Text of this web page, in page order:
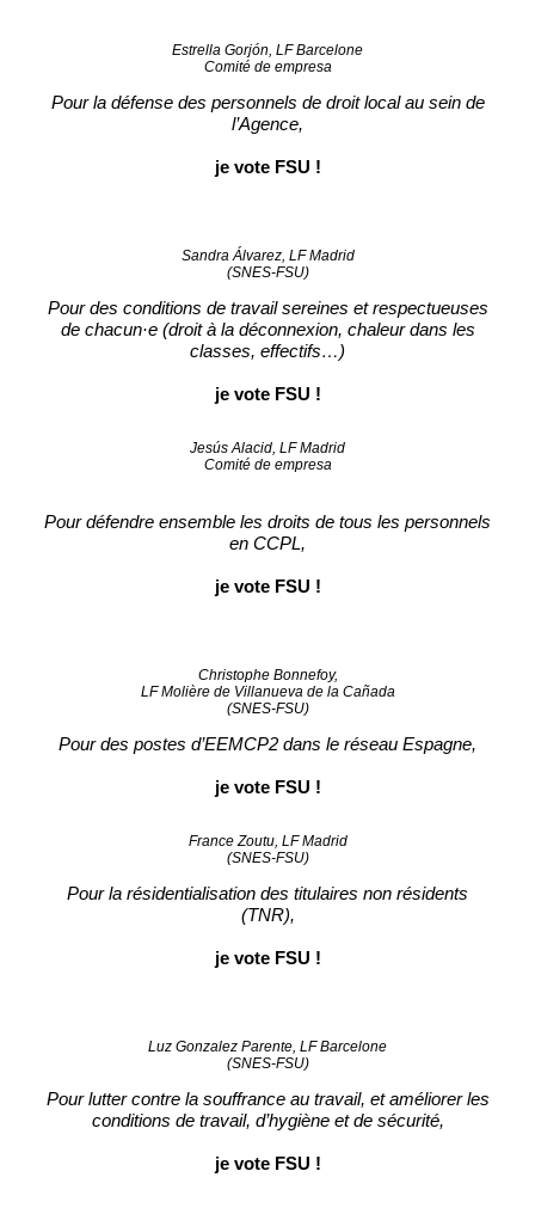
Estrella Gorjón, LF Barcelone
Comité de empresa
Pour la défense des personnels de droit local au sein de
l’Agence,
je vote FSU !
Sandra Álvarez, LF Madrid
(SNES-FSU)
Pour des conditions de travail sereines et respectueuses
de chacun·e (droit à la déconnexion, chaleur dans les
classes, effectifs…)
je vote FSU !
Jesús Alacid, LF Madrid
Comité de empresa
Pour défendre ensemble les droits de tous les personnels
en CCPL,
je vote FSU !
Christophe Bonnefoy,
LF Molière de Villanueva de la Cañada
(SNES-FSU)
Pour des postes d’EEMCP2 dans le réseau Espagne,
je vote FSU !
France Zoutu, LF Madrid
(SNES-FSU)
Pour la résidentialisation des titulaires non résidents
(TNR),
je vote FSU !
Luz Gonzalez Parente, LF Barcelone
(SNES-FSU)
Pour lutter contre la souffrance au travail, et améliorer les
conditions de travail, d’hygiène et de sécurité,
je vote FSU !